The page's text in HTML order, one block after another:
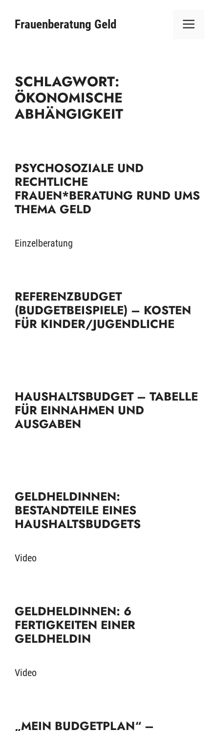
InhaltFrauenberatung Geld
SCHLAGWORT:
ÖKONOMISCHE
ABHÄNGIGKEIT
PSYCHOSOZIALE UND
RECHTLICHE
FRAUEN*BERATUNG RUND UMS
THEMA GELD
Einzelberatung
REFERENZBUDGET
(BUDGETBEISPIELE) – KOSTEN
FÜR KINDER/JUGENDLICHE
HAUSHALTSBUDGET – TABELLE
FÜR EINNAHMEN UND
AUSGABEN
GELDHELDINNEN:
BESTANDTEILE EINES
HAUSHALTSBUDGETS
Video
GELDHELDINNEN: 6
FERTIGKEITEN EINER
GELDHELDIN
Video
„MEIN BUDGETPLAN“ –